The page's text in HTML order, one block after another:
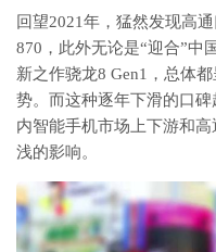
回望2021年，猛然发现高
870，此外无论是“迎合”中
新之作骁龙8 Gen1，总体
势。而这种逐年下滑的口
内智能手机市场上下游和
浅的影响。